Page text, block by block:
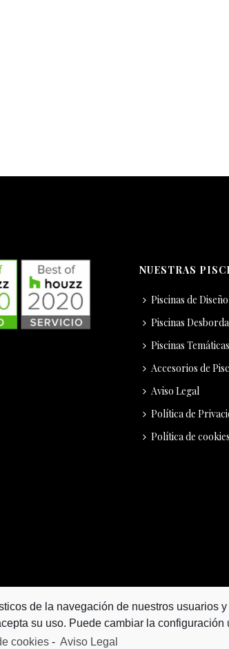
NUESTRAS
Piscinas de Diseño
Piscinas
Piscinas Temáticas
Accesorios de
Aviso Legal
Política de
Política de
de la navegación de nuestros usuarios
su uso. Puede cambiar la configuración
cookies - Aviso Legal